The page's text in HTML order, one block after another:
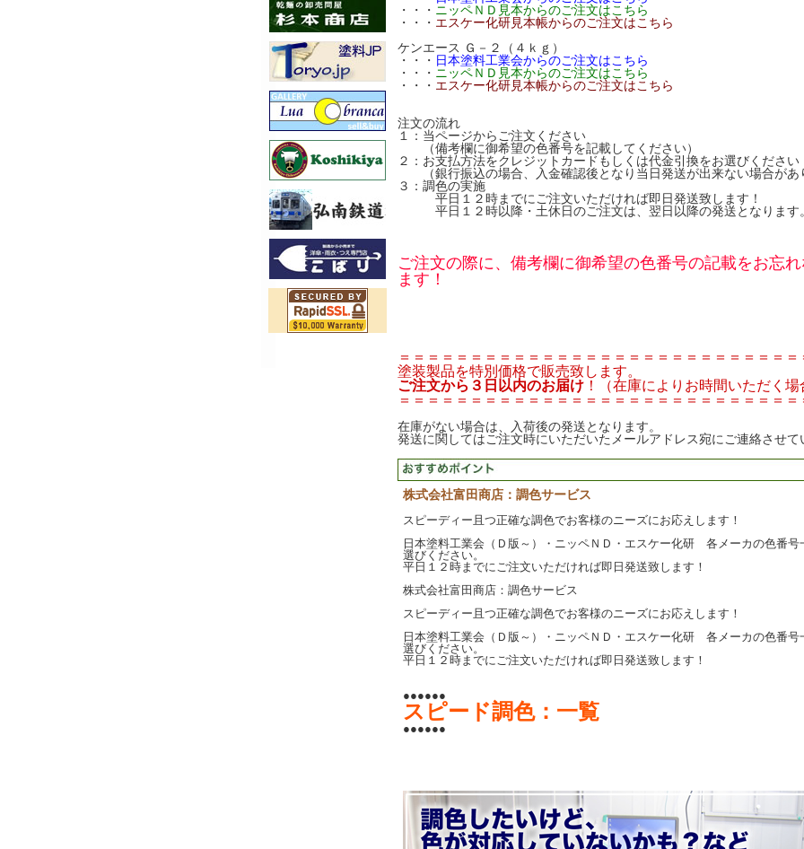
・・・ ニッペＮＤ見本からのご注文はこちら
・・・ エスケー化研見本帳からのご注文はこちら
ケンエース Ｇ－２（４ｋｇ）
・・・ 日本塗料工業会からのご注文はこちら
・・・ ニッペＮＤ見本からのご注文はこちら
・・・ エスケー化研見本帳からのご注文はこちら
注文の流れ
１：当ページからご注文ください
（備考欄に御希望の色番号を記載してください）
２：お支払方法をクレジットカードもしくは代金引換をお選びください
（銀行振込の場合、入金確認後となり当日発送が出来ない場合があ
３：調色の実施
平日１２時までにご注文いただければ即日発送致します！
平日１２時以降・土休日のご注文は、翌日以降の発送となります
ご注文の際に、備考欄に御希望の色番号の記載をお忘
ます！
＝＝＝＝＝＝＝＝＝＝＝＝＝＝＝＝＝＝＝＝＝＝＝＝＝＝＝＝
塗装製品を特別価格で販売致します。
ご注文から３日以内のお届け！（在庫によりお時間いただく場
＝＝＝＝＝＝＝＝＝＝＝＝＝＝＝＝＝＝＝＝＝＝＝＝＝＝＝＝
在庫がない場合は、入荷後の発送となります。
発送に関してはご注文時にいただいたメールアドレス宛にご連絡させて
株式会社富田商店：調色サービス
スピーディー且つ正確な調色でお客様のニーズにお応えします！
日本塗料工業会（Ｄ版～）・ニッペＮＤ・エスケー化研 各メーカの色番号
選びください。
平日１２時までにご注文いただければ即日発送致します！
株式会社富田商店：調色サービス
スピーディー且つ正確な調色でお客様のニーズにお応えします！
日本塗料工業会（Ｄ版～）・ニッペＮＤ・エスケー化研 各メーカの色番号
選びください。
平日１２時までにご注文いただければ即日発送致します！
●●●●●●
スピード調色：一覧
●●●●●●